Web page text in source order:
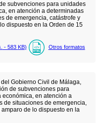
subvenciones para unidades
en atención a determinadas
de emergencia, catástrofe y
dispuesto en la Orden de 15
- 583 KB) Otros formatos
Gobierno Civil de Málaga,
de subvenciones para
en atención a
de situaciones de emergencia,
de lo dispuesto en la